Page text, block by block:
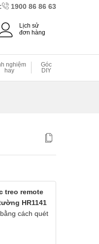
1900 86 86 63
Lịch sử
đơn hàng
nghiệm
hay
Góc
DIY
treo remote
HR1141
cách quét